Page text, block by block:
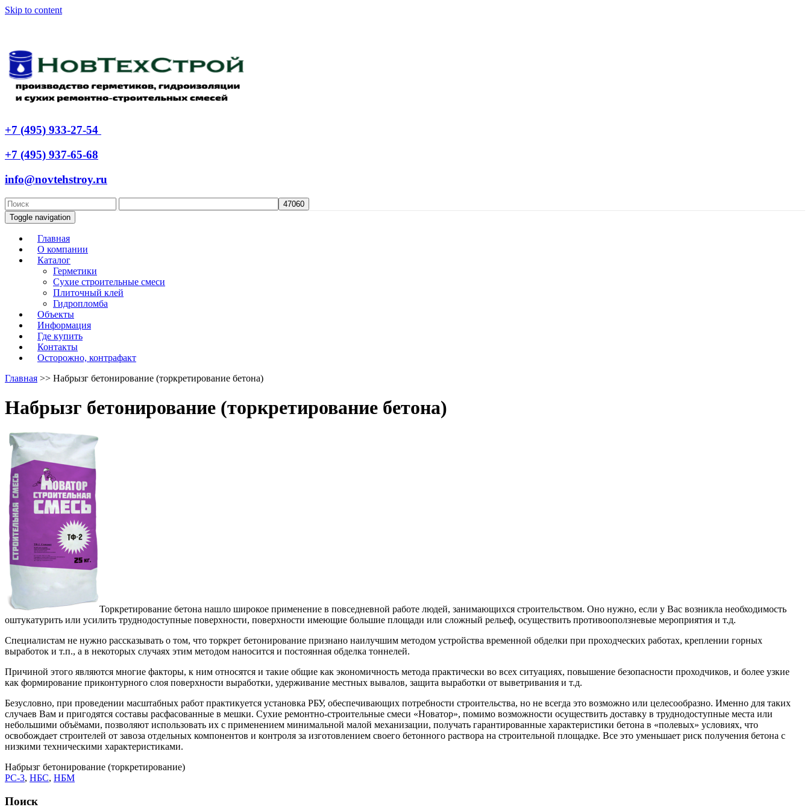
Skip to content
+7 (495) 933-27-54
+7 (495) 937-65-68
info@novtehstroy.ru
Toggle navigation
Главная
О компании
Каталог
Герметики
Сухие строительные смеси
Плиточный клей
Гидропломба
Объекты
Информация
Где купить
Контакты
Осторожно, контрафакт
Главная >> Набрызг бетонирование (торкретирование бетона)
Набрызг бетонирование (торкретирование бетона)
Торкретирование бетона нашло широкое применение в повседневной работе людей, занимающихся строительством. Оно нужно, если у Вас возникла необходимость
оштукатурить или усилить труднодоступные поверхности, поверхности имеющие большие площади или сложный рельеф, осуществить противооползневые мероприятия и т.д.
Специалистам не нужно рассказывать о том, что торкрет бетонирование признано наилучшим методом устройства временной обделки при проходческих работах, креплении горных
выработок и т.п., а в некоторых случаях этим методом наносится и постоянная обделка тоннелей.
Причиной этого являются многие факторы, к ним относятся и такие общие как экономичность метода практически во всех ситуациях, повышение безопасности проходчиков, и более узкие
как формирование приконтурного слоя поверхности выработки, удерживание местных вывалов, защита выработки от выветривания и т.д.
Безусловно, при проведении масштабных работ практикуется установка РБУ, обеспечивающих потребности строительства, но не всегда это возможно или целесообразно. Именно для таких
случаев Вам и пригодятся составы расфасованные в мешки. Сухие ремонтно-строительные смеси «Новатор», помимо возможности осуществить доставку в труднодоступные места или
небольшими объёмами, позволяют использовать их с применением минимальной малой механизации, получать гарантированные характеристики бетона в «полевых» условиях, что
освобождает строителей от завоза отдельных компонентов и контроля за изготовлением своего бетонного раствора на строительной площадке. Все это уменьшает риск получения бетона с
низкими техническими характеристиками.
Набрызг бетонирование (торкретирование)
РС-3, НБС, НБМ
Поиск